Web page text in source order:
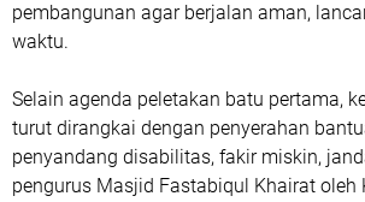
pembangunan agar berjalan aman,
waktu.
Selain agenda peletakan batu pertama,
turut dirangkai dengan penyerahan
penyandang disabilitas, fakir miskin,
pengurus Masjid Fastabiqul Khairat oleh